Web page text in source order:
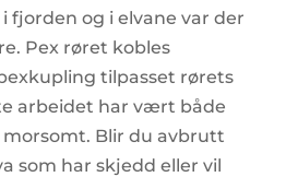
fjorden og i elvane var der
Pex røret kobles
tilpasset rørets
arbeidet har vært både
Blir du avbrutt
som har skjedd eller vil